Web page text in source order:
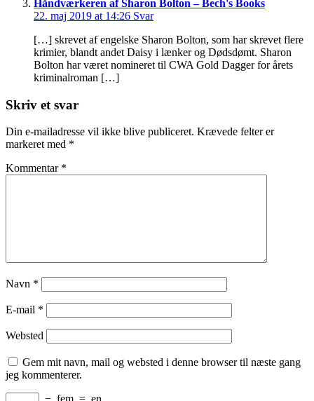
Håndværkeren af Sharon Bolton – Bech's Books
22. maj 2019 at 14:26 Svar
[…] skrevet af engelske Sharon Bolton, som har skrevet flere
krimier, blandt andet Daisy i lænker og Dødsdømt. Sharon
Bolton har været nomineret til CWA Gold Dagger for årets
kriminalroman […]
Skriv et svar
Din e-mailadresse vil ikke blive publiceret. Krævede felter er
markeret med *
Kommentar *
Navn *
E-mail *
Websted
Gem mit navn, mail og websted i denne browser til næste gang
jeg kommenterer.